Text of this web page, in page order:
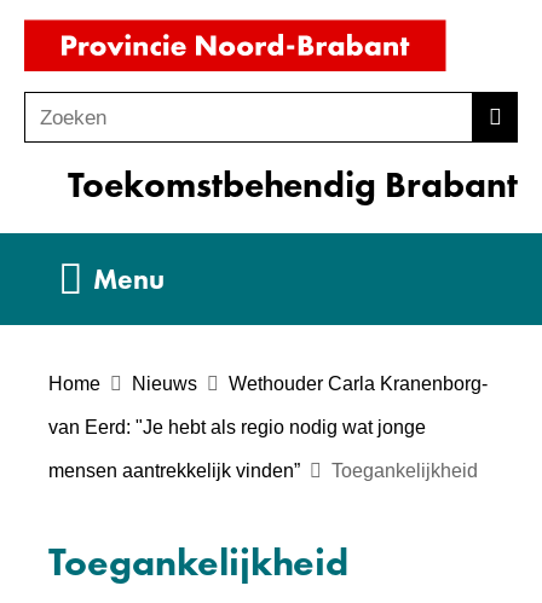
Ga
de
inhoud
o
Zoeken
Toekomstbehendig Brabant
Menu
Home Nieuws Wethouder Carla Kranenborg-
van Eerd: "Je hebt als regio nodig wat jonge
mensen aantrekkelijk vinden” Toegankelijkheid
Toegankelijkheid